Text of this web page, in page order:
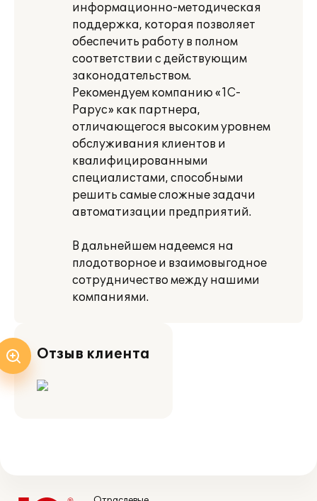
информационно-методическая
поддержка, которая позволяет
обеспечить работу в полном
соответствии с действующим
законодательством.
Рекомендуем компанию «1С-
Рарус» как партнера,
отличающегося высоким уровнем
обслуживания клиентов и
квалифицированными
специалистами, способными
решить самые сложные задачи
автоматизации предприятий.
В дальнейшем надеемся на
плодотворное и взаимовыгодное
сотрудничество между нашими
компаниями.
Отзыв клиента